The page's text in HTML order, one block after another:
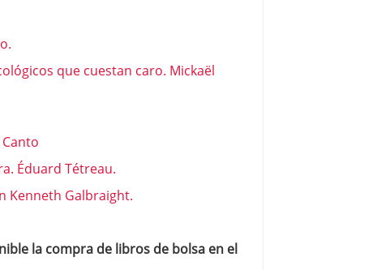
que cuestan caro. Mickaël
Éduard Tétreau.
Kenneth Galbraight.
la compra de libros de bolsa en el